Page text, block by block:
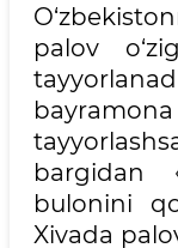
palov
bargidan
bulonini
Xivada